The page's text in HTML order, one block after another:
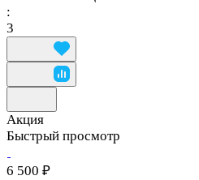
:
3
Акция
Быстрый просмотр
6 500 ₽